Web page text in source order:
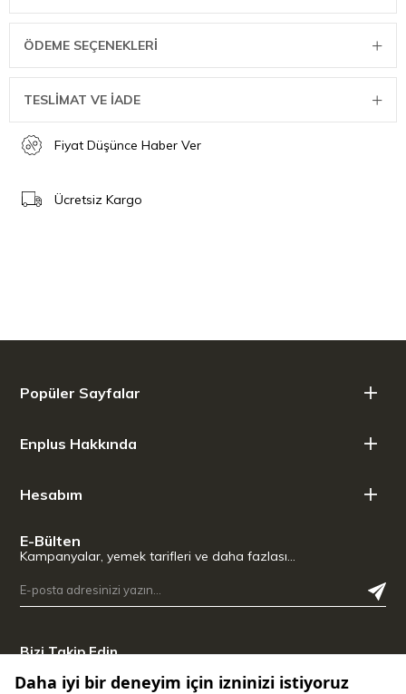
Cromargan 18/10 Paslanmaz Çelik
Kablo Uzunluğu : 1 m
Voltaj: 220-240
ÖDEME SEÇENEKLERI
TESLİMAT VE İADE
Fiyat Düşünce Haber Ver
Ücretsiz Kargo
Popüler Sayfalar
Enplus Hakkında
Hesabım
E-Bülten
Kampanyalar, yemek tarifleri ve daha fazlası…
Bizi Takip Edin